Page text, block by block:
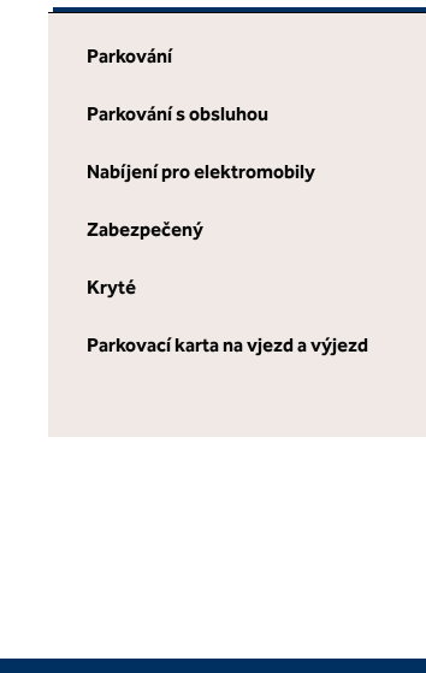
Parkování
Parkování s obsluhou
Nabíjení pro elektromobily
Zabezpečený
Kryté
Parkovací karta na vjezd a výjezd